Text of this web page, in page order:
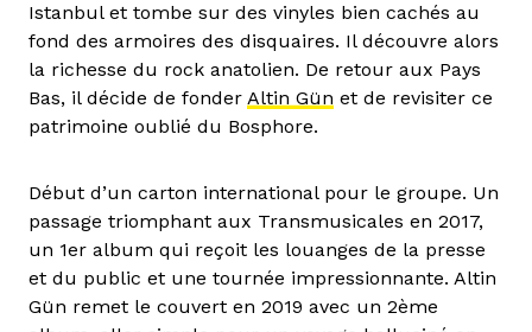
Istanbul et tombe sur des vinyles bien cachés au
fond des armoires des disquaires. Il découvre alors
la richesse du rock anatolien. De retour aux Pays
Bas, il décide de fonder Altin Gün et de revisiter ce
patrimoine oublié du Bosphore.
Début d’un carton international pour le groupe. Un
passage triomphant aux Transmusicales en 2017,
un 1er album qui reçoit les louanges de la presse
et du public et une tournée impressionnante. Altin
Gün remet le couvert en 2019 avec un 2ème